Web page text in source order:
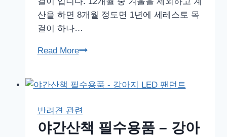
산을 하면 8개월 정도면 1년에 세레스토 목
걸이 하나…
Read More강
진
드
퇴
반려견 관련
야간산책 필수용품 – 강아